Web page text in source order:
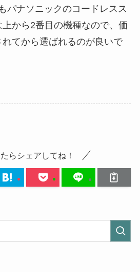
パナソニックのコードレスス
から2番目の機種なので、価
てから選ばれるのが良いで
らシェアしてね！